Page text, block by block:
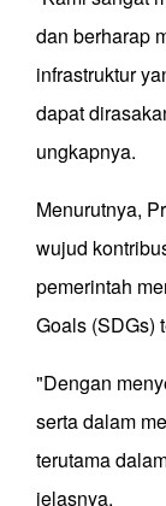
dan berharap
infrastruktur
dapat
ungkapnya.
Menurutnya,
wujud
pemerintah
Goals (SDGs)
"Dengan
serta dalam
terutama
jelasnya.